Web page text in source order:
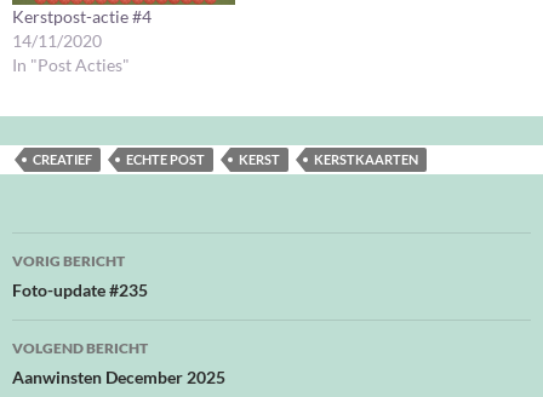
Kerstpost-actie #4
14/11/2020
In "Post Acties"
CREATIEF ECHTE POST KERST KERSTKAARTEN
Bericht
navigatie
VORIG BERICHT
Foto-update #235
VOLGEND BERICHT
Aanwinsten December 2025